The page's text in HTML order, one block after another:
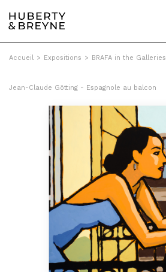
Accueil > Expositions > BRAFA in the Galleries
Jean-Claude Götting - Espagnole au balcon